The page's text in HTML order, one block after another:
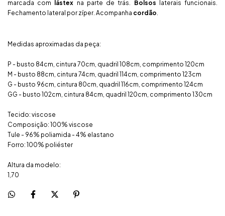
marcada com lástex na parte de trás. Bolsos laterais funcionais.
Fechamento lateral por zíper. Acompanha cordão
Medidas aproximadas da peça:
P - busto 84cm, cintura 70cm, quadril 108cm, comprimento 120cm
M - busto 88cm, cintura 74cm, quadril 114cm, comprimento 123cm
G - busto 96cm, cintura 80cm, quadril 116cm, comprimento 124cm
GG - busto 102cm, cintura 84cm, quadril 120cm, comprimento 130cm
Tecido: viscose
Composição: 100% viscose
Tule - 96% poliamida - 4% elastano
Forro: 100% poliéster
Altura da modelo:
1,70